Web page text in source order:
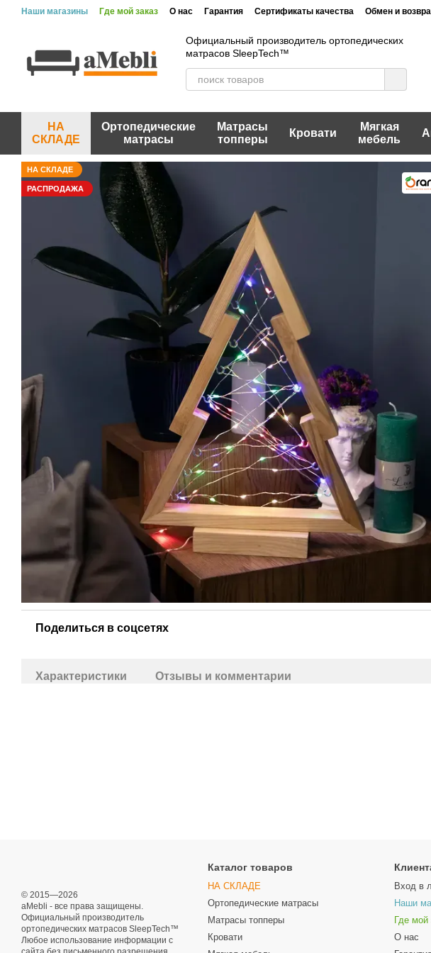
Перейти к основному контенту
Наши магазины Где мой заказ О нас Гарантия Сертификаты качества Обмен и
Официальный производитель ортопедических
матрасов SleepTech™
НА
СКЛАДЕ
Ортопедические
матрасы
Матрасы
топперы
Кровати
Мягкая
мебель
НА СКЛАДЕ
РАСПРОДАЖА
Поделиться в соцсетях
Характеристики Отзывы и комментарии
© 2015—2026
aMebli - все права защищены.
Официальный производитель
ортопедических матрасов SleepTech™
Любое использование информации с
Каталог товаров
НА СКЛАДЕ
Ортопедические матрасы
Матрасы топперы
Кровати
Вход в
Наши
Где мой
О нас